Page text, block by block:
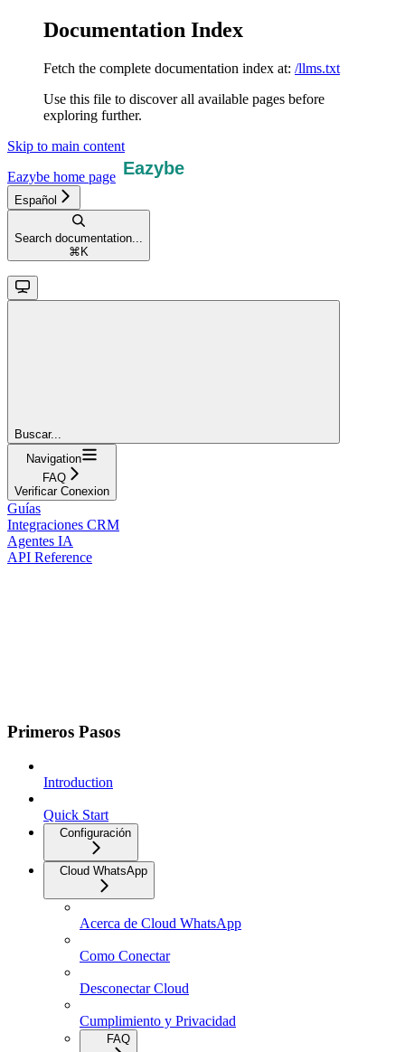
Documentation Index
Fetch the complete documentation index at: /llms.txt
Use this file to discover all available pages before
exploring further.
Skip to main content
Eazybe home page
Español
Search documentation...
⌘ K
Buscar...
Navigation
FAQ
Verificar Conexion
Guías
Integraciones CRM
Agentes IA
API Reference
Primeros Pasos
Introduction
Quick Start
Configuración
Cloud WhatsApp
Acerca de Cloud WhatsApp
Como Conectar
Desconectar Cloud
Cumplimiento y Privacidad
FAQ